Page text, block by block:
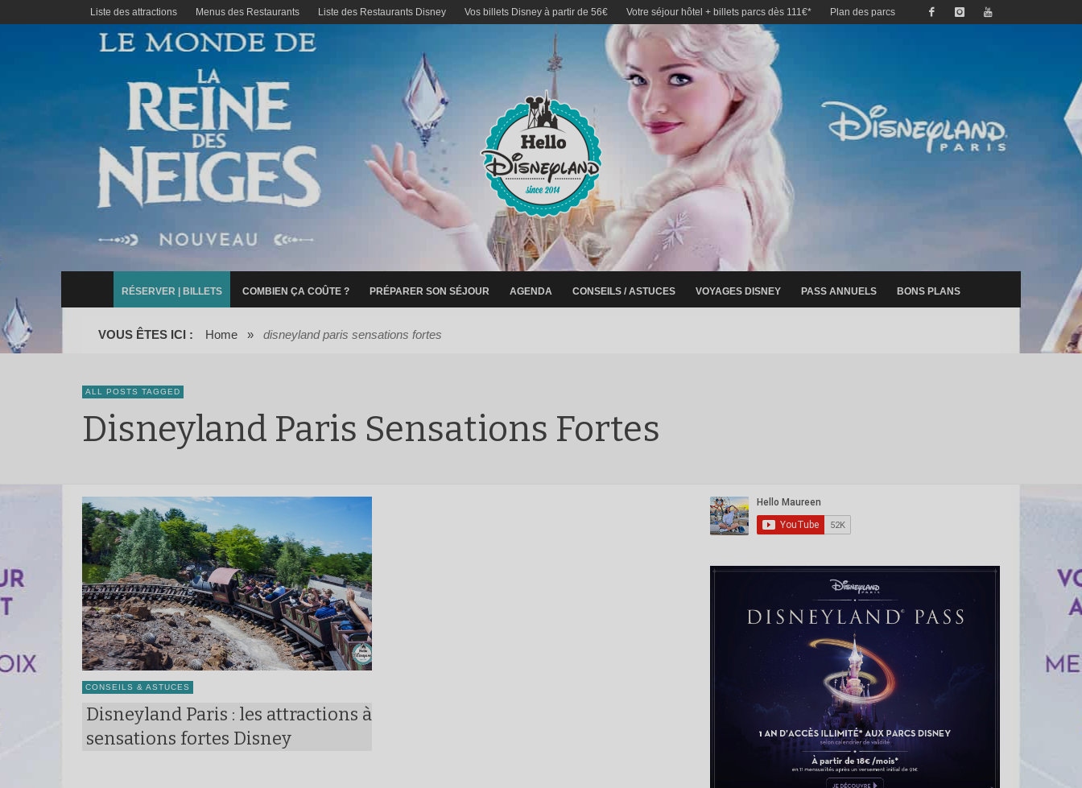
Liste des attractions Menus des Restaurants Liste des Restaurants Disney Vos billets Disney à partir de 56€ Votre séjour hôtel + billets parcs dès 111€* Plan des parcs
RÉSERVER | BILLETS COMBIEN ÇA COÛTE ? PRÉPARER SON SÉJOUR AGENDA CONSEILS / ASTUCES VOYAGES DISNEY PASS ANNUELS BONS PLANS
VOUS ÊTES ICI : Home » disneyland paris sensations fortes
ALL POSTS TAGGED
Disneyland Paris Sensations Fortes
CONSEILS & ASTUCES
Disneyland Paris : les attractions à
sensations fortes Disney